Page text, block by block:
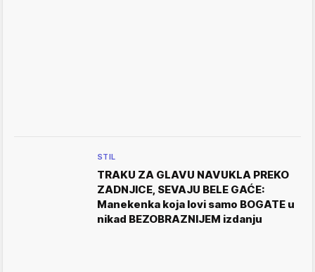
STIL
TRAKU ZA GLAVU NAVUKLA PREKO
ZADNJICE, SEVAJU BELE GAĆE:
Manekenka koja lovi samo BOGATE u
nikad BEZOBRAZNIJEM izdanju